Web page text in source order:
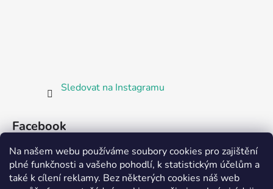
Na našem webu používáme soubory cookies pro zajištění
plné funkčnosti a vašeho pohodlí, k statistickým účelům a
také k cílení reklamy. Bez některých cookies náš web
Sledovat na Instagramu
Facebook